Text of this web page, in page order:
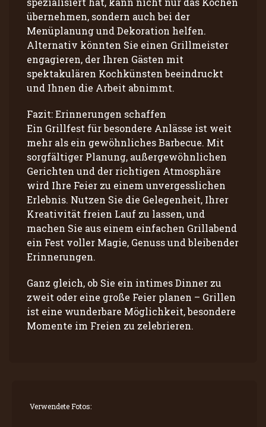
übernehmen, sondern auch bei der
Menüplanung und Dekoration helfen.
Alternativ könnten Sie einen Grillmeister
engagieren, der Ihren Gästen mit
spektakulären Kochkünsten beeindruckt
und Ihnen die Arbeit abnimmt.
Fazit: Erinnerungen schaffen
Ein Grillfest für besondere Anlässe ist weit
mehr als ein gewöhnliches Barbecue. Mit
sorgfältiger Planung, außergewöhnlichen
Gerichten und der richtigen Atmosphäre
wird Ihre Feier zu einem unvergesslichen
Erlebnis. Nutzen Sie die Gelegenheit, Ihrer
Kreativität freien Lauf zu lassen, und
machen Sie aus einem einfachen Grillabend
ein Fest voller Magie, Genuss und bleibender
Erinnerungen.
Ganz gleich, ob Sie ein intimes Dinner zu
zweit oder eine große Feier planen – Grillen
ist eine wunderbare Möglichkeit, besondere
Momente im Freien zu zelebrieren.
Verwendete Fotos: